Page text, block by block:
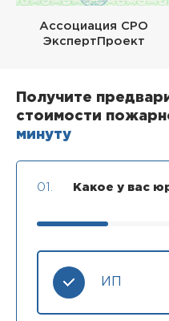
Ассоциация СРО
ЭкспертПроект
Получите
стоимости
минуту
01. Какое у вас
ИП